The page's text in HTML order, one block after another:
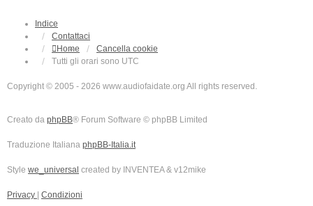
Indice
Contattaci
Home
Cancella cookie
Tutti gli orari sono UTC
Copyright © 2005 - 2026 www.audiofaidate.org All rights reserved.
Creato da phpBB® Forum Software © phpBB Limited
Traduzione Italiana phpBB-Italia.it
Style we_universal created by INVENTEA & v12mike
Privacy | Condizioni